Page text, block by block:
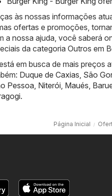
às nossas informações
ofertas e promoções,
a nossa ajuda, você saberá
da categoria Outros em
em busca de mais preços
Duque de Caxias São
Pessoa Niterói Maués
.
Página Inicial